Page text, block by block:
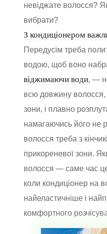
невіджате волосся?
вибрати?
З кондиціонером
Передусім треба
водою, щоб воно
віджимаючи води, —
всю довжину
зони, і плавно
намагаючись його не
волосся треба з
прикореневої зони.
волосся — саме час
коли кондиціонер на
найеластичніше і
комфортного